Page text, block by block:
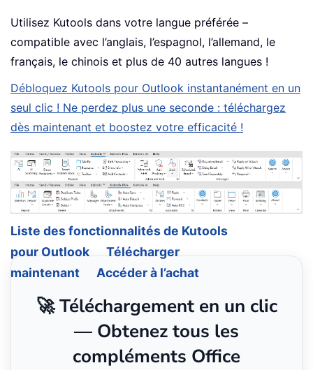
Utilisez Kutools dans votre langue préférée –
compatible avec l’anglais, l’espagnol, l’allemand, le
français, le chinois et plus de 40 autres langues !
Débloquez Kutools pour Outlook instantanément en un
seul clic ! Ne perdez plus une seconde : téléchargez
dès maintenant et boostez votre efficacité !
Liste des fonctionnalités de Kutools
pour Outlook
Télécharger
maintenant
Accéder à l’achat
🚀 Téléchargement en un clic
— Obtenez tous les
compléments Office